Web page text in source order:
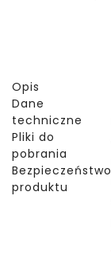
Opis
Dane
techniczne
Pliki do
pobrania
Bezpieczeństwo
produktu